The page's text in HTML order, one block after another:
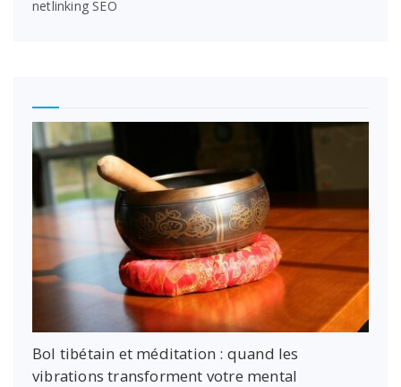
netlinking SEO
Bol tibétain et méditation : quand les
vibrations transforment votre mental